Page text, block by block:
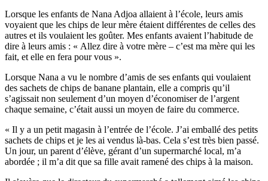
Lorsque les enfants de Nana Adjoa allaient à l’école, leurs amis
voyaient que les chips de leur mère étaient différentes de celles des
autres et ils voulaient les goûter. Mes enfants avaient l’habitude de
dire à leurs amis : « Allez dire à votre mère – c’est ma mère qui les
fait, et elle en fera pour vous ».
Lorsque Nana a vu le nombre d’amis de ses enfants qui voulaient
des sachets de chips de banane plantain, elle a compris qu’il
s’agissait non seulement d’un moyen d’économiser de l’argent
chaque semaine, c’était aussi un moyen de faire du commerce.
« Il y a un petit magasin à l’entrée de l’école. J’ai emballé des petits
sachets de chips et je les ai vendus là-bas. Cela s’est très bien passé.
Un jour, un parent d’élève, gérant d’un supermarché local, m’a
abordée ; il m’a dit que sa fille avait ramené des chips à la maison.